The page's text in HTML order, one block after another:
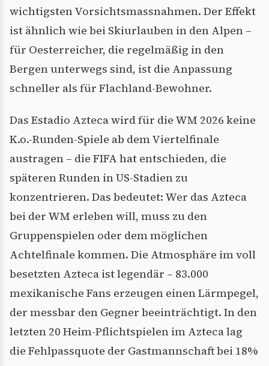
wichtigsten Vorsichtsmassnahmen. Der Effekt
ist ähnlich wie bei Skiurlauben in den Alpen –
für Oesterreicher, die regelmäßig in den
Bergen unterwegs sind, ist die Anpassung
schneller als für Flachland-Bewohner.
Das Estadio Azteca wird für die WM 2026 keine
K.o.-Runden-Spiele ab dem Viertelfinale
austragen – die FIFA hat entschieden, die
späteren Runden in US-Stadien zu
konzentrieren. Das bedeutet: Wer das Azteca
bei der WM erleben will, muss zu den
Gruppenspielen oder dem möglichen
Achtelfinale kommen. Die Atmosphäre im voll
besetzten Azteca ist legendär – 83.000
mexikanische Fans erzeugen einen Lärmpegel,
der messbar den Gegner beeinträchtigt. In den
letzten 20 Heim-Pflichtspielen im Azteca lag
die Fehlpassquote der Gastmannschaft bei 18%